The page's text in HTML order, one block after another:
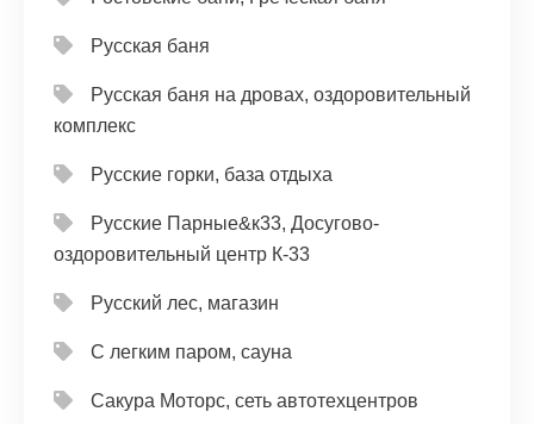
Русская баня
Русская баня на дровах, оздоровительный
комплекс
Русские горки, база отдыха
Русские Парные&к33, Досугово-
оздоровительный центр К-33
Русский лес, магазин
С легким паром, сауна
Сакура Моторс, сеть автотехцентров